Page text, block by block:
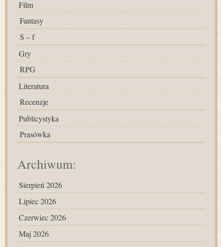
Film
Fantasy
S – f
Gry
RPG
Literatura
Recenzje
Publicystyka
Prasówka
Archiwum:
Sierpień 2026
Lipiec 2026
Czerwiec 2026
Maj 2026